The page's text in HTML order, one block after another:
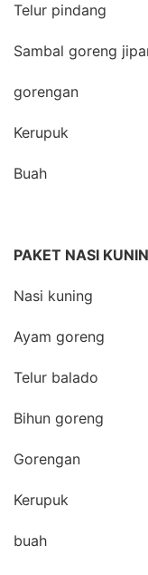
Telur pindang
Sambal goreng
gorengan
Kerupuk
Buah
PAKET NASI
Nasi kuning
Ayam goreng
Telur balado
Bihun goreng
Gorengan
Kerupuk
buah